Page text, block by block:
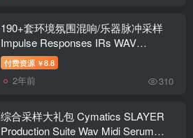
190+套环境氛围混响/乐器脉冲采样
Impulse Responses IRs WAV
Colection 2024.4
付费资源 ￥8.8
2年前 310
综合采样大礼包 Cymatics SLAYER
Production Suite Wav Midi Serum